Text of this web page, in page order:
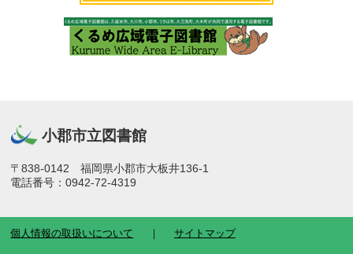
小郡市立図書館
〒838-0142 福岡県小郡市大板井136-1
電話番号：0942-72-4319
個人情報の取扱いについて サイトマップ